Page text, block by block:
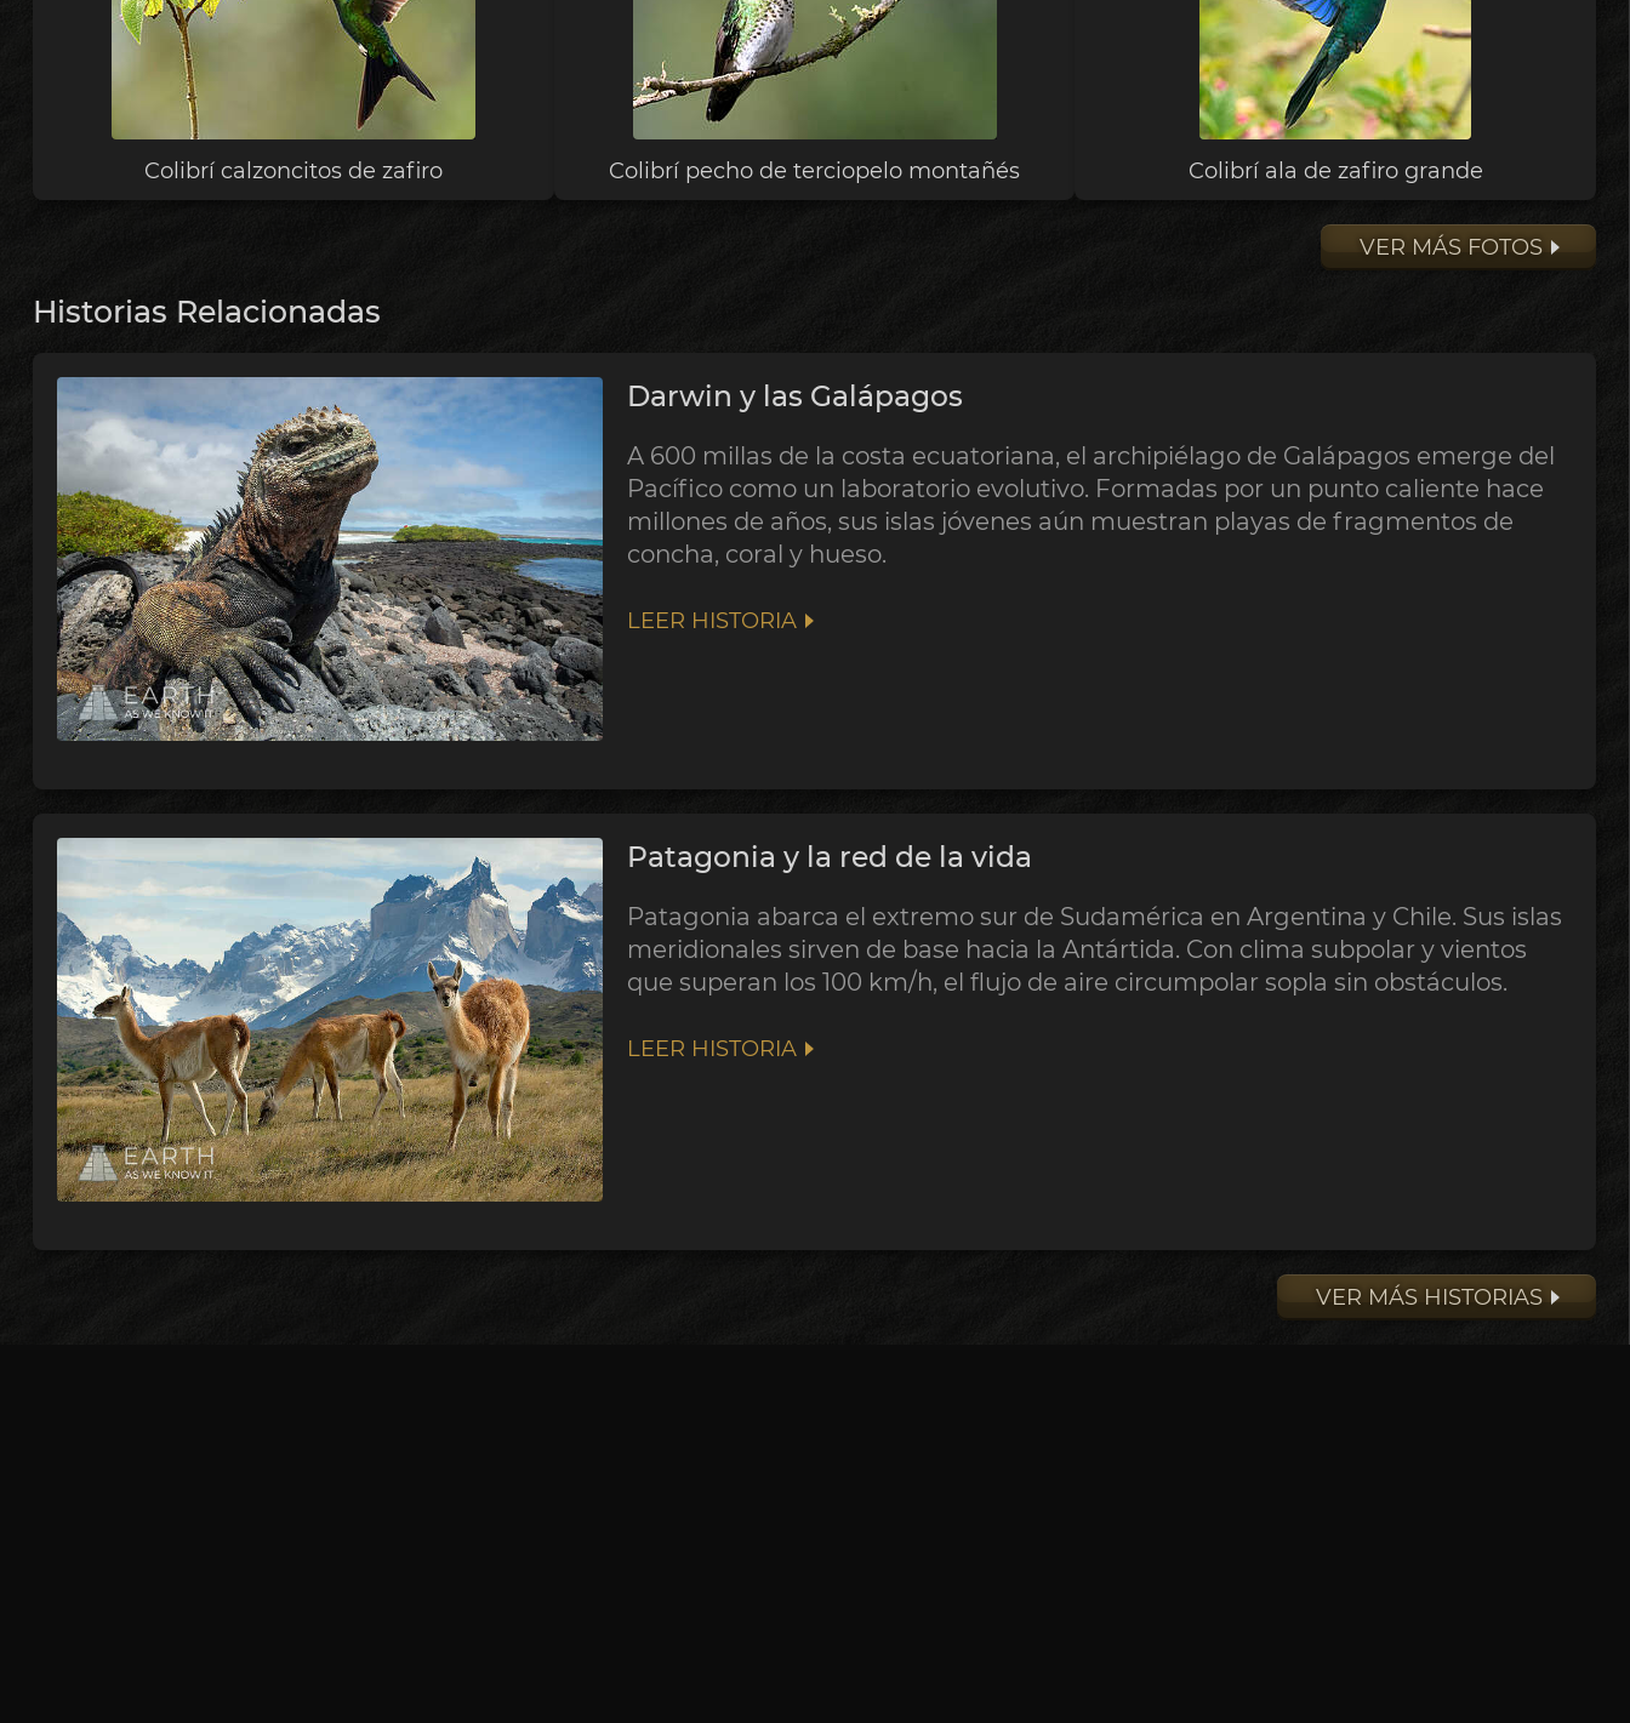
Colibrí calzoncitos de zafiro Colibrí pecho de terciopelo montañés Colibrí ala de zafiro grande
VER MÁS FOTOS
Historias Relacionadas
Darwin y las Galápagos
A 600 millas de la costa ecuatoriana, el archipiélago de Galápagos emerge del
Pacífico como un laboratorio evolutivo. Formadas por un punto caliente hace
millones de años, sus islas jóvenes aún muestran playas de fragmentos de
concha, coral y hueso.
LEER HISTORIA
Patagonia y la red de la vida
Patagonia abarca el extremo sur de Sudamérica en Argentina y Chile. Sus islas
meridionales sirven de base hacia la Antártida. Con clima subpolar y vientos
que superan los 100 km/h, el flujo de aire circumpolar sopla sin obstáculos.
LEER HISTORIA
VER MÁS HISTORIAS